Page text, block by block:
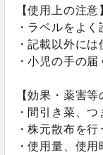
【使用上の注意】
・ラベルをよく
・記載以外には
・小児の手の
【効果・薬害等
・間引き菜、
・株元散布を
・使用量、使